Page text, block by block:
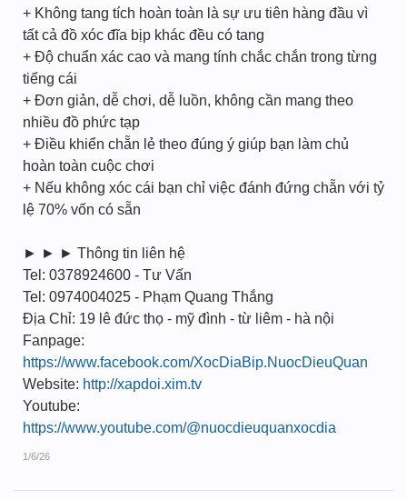
+ Không tang tích hoàn toàn là sự ưu tiên hàng đầu vì
tất cả đồ xóc đĩa bịp khác đều có tang
+ Độ chuẩn xác cao và mang tính chắc chắn trong từng
tiếng cái
+ Đơn giản, dễ chơi, dễ luồn, không cần mang theo
nhiều đồ phức tạp
+ Điều khiển chẵn lẻ theo đúng ý giúp bạn làm chủ
hoàn toàn cuộc chơi
+ Nếu không xóc cái bạn chỉ việc đánh đứng chẵn với tỷ
lệ 70% vốn có sẵn
► ► ► Thông tin liên hệ
Tel: 0378924600 - Tư Vấn
Tel: 0974004025 - Phạm Quang Thắng
Địa Chỉ: 19 lê đức thọ - mỹ đình - từ liêm - hà nội
Fanpage:
https://www.facebook.com/XocDiaBip.NuocDieuQuan
Website: http://xapdoi.xim.tv
Youtube:
https://www.youtube.com/@nuocdieuquanxocdia
1/6/26